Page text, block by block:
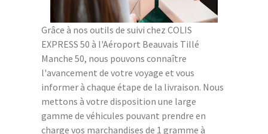
Grâce à nos outils de suivi chez COLIS
EXPRESS 50 à l'Aéroport Beauvais Tillé
Manche 50, nous pouvons connaître
l'avancement de votre voyage et vous
informer à chaque étape de la livraison. Nous
mettons à votre disposition une large
gamme de véhicules pouvant prendre en
charge vos marchandises de 1 gramme à